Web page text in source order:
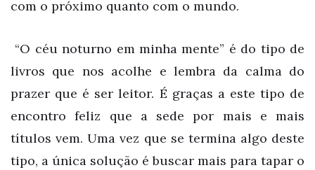
com o próximo quanto com o mundo.
“O céu noturno em minha mente” é do tipo de
livros que nos acolhe e lembra da calma do
prazer que é ser leitor. É graças a este tipo de
encontro feliz que a sede por mais e mais
títulos vem. Uma vez que se termina algo deste
tipo, a única solução é buscar mais para tapar o